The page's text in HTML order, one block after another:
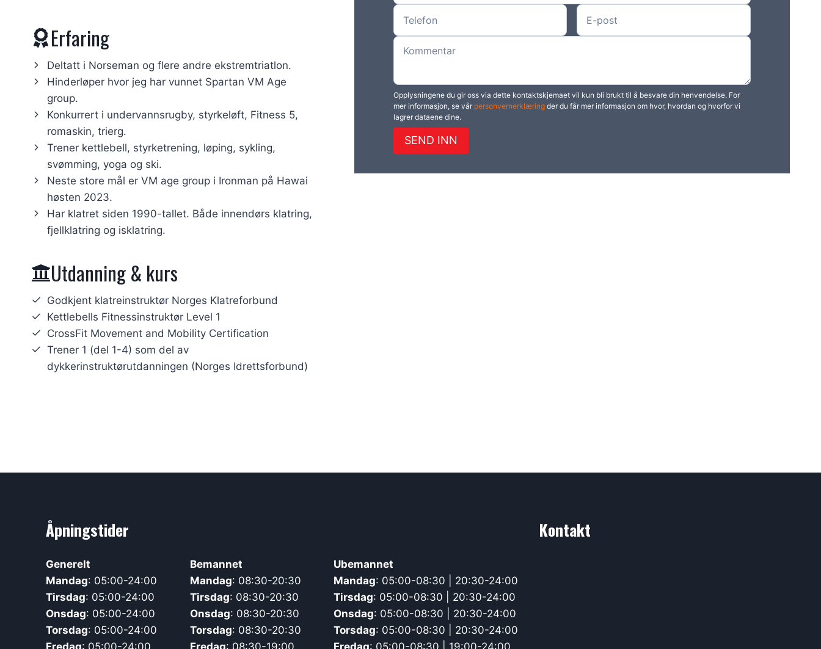
Erfaring
Deltatt i Norseman og flere andre ekstremtriatlon.
Hinderløper hvor jeg har vunnet Spartan VM Age
group.
Konkurrert i undervannsrugby, styrkeløft, Fitness 5,
romaskin, trierg.
Trener kettlebell, styrketrening, løping, sykling,
svømming, yoga og ski.
Neste store mål er VM age group i Ironman på Hawai
høsten 2023.
Har klatret siden 1990-tallet. Både innendørs klatring,
fjellklatring og isklatring.
Utdanning & kurs
Godkjent klatreinstruktør Norges Klatreforbund
Kettlebells Fitnessinstruktør Level 1
CrossFit Movement and Mobility Certification
Trener 1 (del 1-4) som del av
dykkerinstruktørutdanningen (Norges Idrettsforbund)
Opplysningene du gir oss via dette kontaktskjemaet vil kun bli brukt til å besvare din henvendelse. For
mer informasjon, se vår personvernerklæringder du får mer informasjon om hvor, hvordan og hvorfor vi
lagrer dataene dine.
SEND INN
Åpningstider
Generelt
Mandag: 05:00-24:00
Tirsdag: 05:00-24:00
Onsdag: 05:00-24:00
Torsdag: 05:00-24:00
Bemannet
Mandag: 08:30-20:30
Tirsdag: 08:30-20:30
Onsdag: 08:30-20:30
Torsdag: 08:30-20:30
Ubemannet
Mandag: 05:00-08:30 | 20:30-24:00
Tirsdag: 05:00-08:30 | 20:30-24:00
Onsdag: 05:00-08:30 | 20:30-24:00
Torsdag: 05:00-08:30 | 20:30-24:00
Kontakt